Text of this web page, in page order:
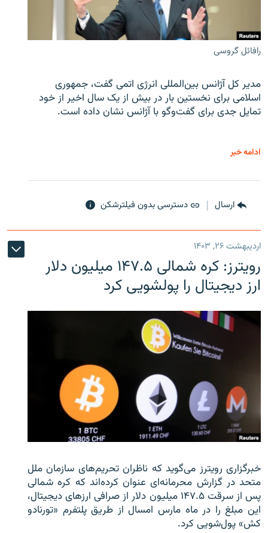
رافائل گروسی
مدیر کل آژانس بین‌المللی انرژی اتمی گفت، جمهوری
اسلامی برای نخستین بار در بیش از یک سال اخیر از خود
تمایل جدی برای گفت‌وگو با آژانس نشان داده است.
ادامه خبر
ارسال دسترسی بدون فیلترشکن
اردیبهشت ۲۶, ۱۴۰۳
رویترز: کره شمالی ۱۴۷.۵ میلیون دلار
ارز دیجیتال را پولشویی کرد
خبرگزاری رویترز می‌گوید که ناظران تحریم‌های سازمان ملل
متحد در گزارش محرمانه‌ای عنوان کرده‌اند که کره شمالی
پس از سرقت ۱۴۷.۵ میلیون دلار از صرافی ارزهای دیجیتال،
این مبلغ را در ماه مارس امسال از طریق پلتفرم «تورنادو
کش» پول‌شویی کرد.